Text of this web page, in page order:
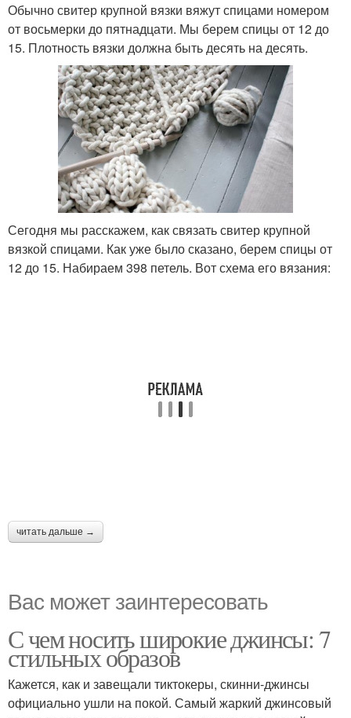
Обычно свитер крупной вязки вяжут спицами номером
от восьмерки до пятнадцати. Мы берем спицы от 12 до
15. Плотность вязки должна быть десять на десять.
Сегодня мы расскажем, как связать свитер крупной
вязкой спицами. Как уже было сказано, берем спицы от
12 до 15. Набираем 398 петель. Вот схема его вязания:
читать дальше →
Вас может заинтересовать
С чем носить широкие джинсы: 7
стильных образов
Кажется, как и завещали тиктокеры, скинни-джинсы
официально ушли на покой. Самый жаркий джинсовый